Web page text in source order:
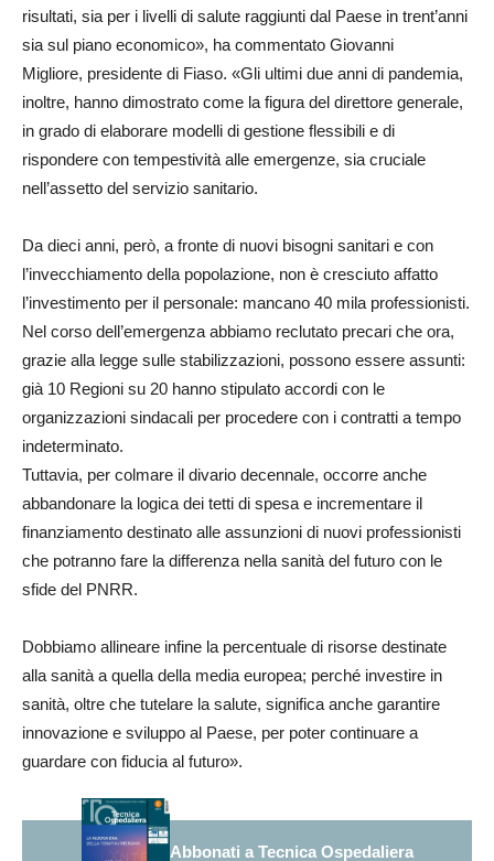
risultati, sia per i livelli di salute raggiunti dal Paese in trent’anni
sia sul piano economico», ha commentato Giovanni
Migliore, presidente di Fiaso. «Gli ultimi due anni di pandemia,
inoltre, hanno dimostrato come la figura del direttore generale,
in grado di elaborare modelli di gestione flessibili e di
rispondere con tempestività alle emergenze, sia cruciale
nell’assetto del servizio sanitario.
Da dieci anni, però, a fronte di nuovi bisogni sanitari e con
l’invecchiamento della popolazione, non è cresciuto affatto
l’investimento per il personale: mancano 40 mila professionisti.
Nel corso dell’emergenza abbiamo reclutato precari che ora,
grazie alla legge sulle stabilizzazioni, possono essere assunti:
già 10 Regioni su 20 hanno stipulato accordi con le
organizzazioni sindacali per procedere con i contratti a tempo
indeterminato.
Tuttavia, per colmare il divario decennale, occorre anche
abbandonare la logica dei tetti di spesa e incrementare il
finanziamento destinato alle assunzioni di nuovi professionisti
che potranno fare la differenza nella sanità del futuro con le
sfide del PNRR.
Dobbiamo allineare infine la percentuale di risorse destinate
alla sanità a quella della media europea; perché investire in
sanità, oltre che tutelare la salute, significa anche garantire
innovazione e sviluppo al Paese, per poter continuare a
guardare con fiducia al futuro».
Abbonati a Tecnica Ospedaliera